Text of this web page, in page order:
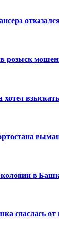
розыск
в
спаслась от